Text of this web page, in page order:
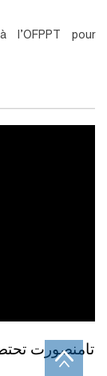
l’OFPPT pour